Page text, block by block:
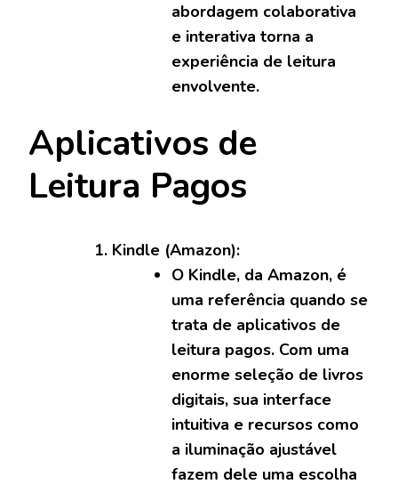
abordagem colaborativa
e interativa torna a
experiência de leitura
envolvente.
Aplicativos de
Leitura Pagos
Kindle (Amazon):
O Kindle, da Amazon, é
uma referência quando se
trata de aplicativos de
leitura pagos. Com uma
enorme seleção de livros
digitais, sua interface
intuitiva e recursos como
a iluminação ajustável
fazem dele uma escolha